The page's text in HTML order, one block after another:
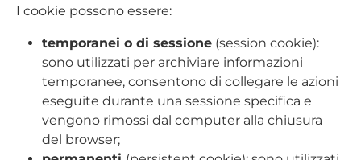
I cookie possono essere:
temporanei o di sessione (session cookie):
sono utilizzati per archiviare informazioni
temporanee, consentono di collegare le azioni
eseguite durante una sessione specifica e
vengono rimossi dal computer alla chiusura
del browser;